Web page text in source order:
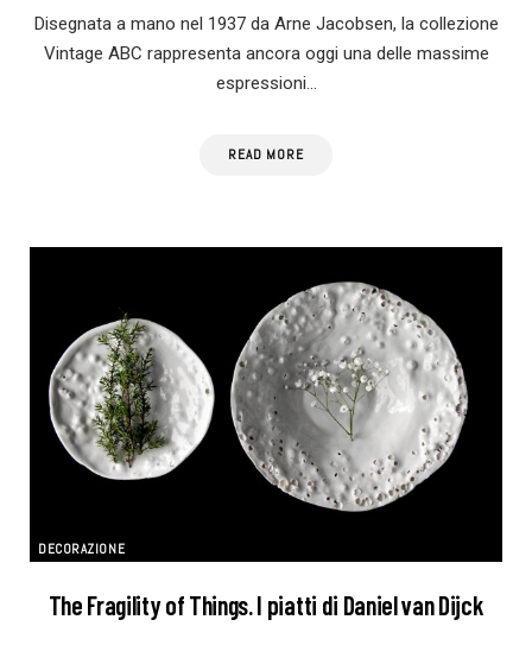
Disegnata a mano nel 1937 da Arne Jacobsen, la collezione
Vintage ABC rappresenta ancora oggi una delle massime
espressioni…
READ MORE
DECORAZIONE
The Fragility of Things. I piatti di Daniel van Dijck